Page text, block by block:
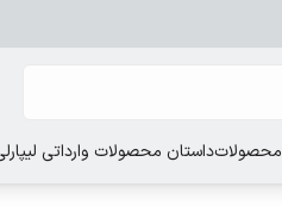
محصولاتداستان محصولات وارداتی